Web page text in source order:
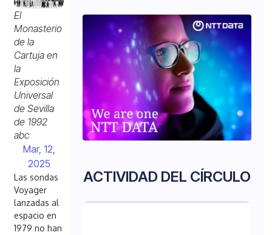
El
Monasterio
de la
Cartuja en
la
Exposición
Universal
de Sevilla
de 1992
abc
Mar, 12,
2025
Las sondas
Voyager
lanzadas al
espacio en
1979 no han
ACTIVIDAD DEL CÍRCULO